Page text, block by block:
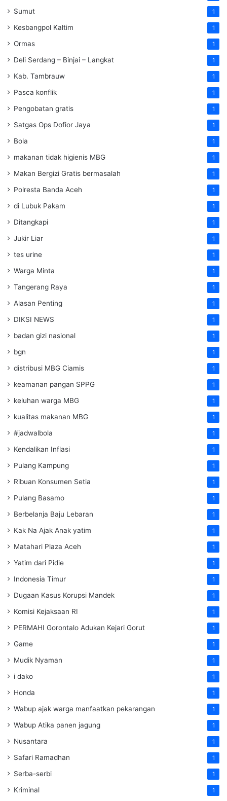
Sumut 1
Kesbangpol Kaltim 1
Ormas 1
Deli Serdang – Binjai – Langkat 1
Kab. Tambrauw 1
Pasca konflik 1
Pengobatan gratis 1
Satgas Ops Dofior Jaya 1
Bola 1
makanan tidak higienis MBG 1
Makan Bergizi Gratis bermasalah 1
Polresta Banda Aceh 1
di Lubuk Pakam 1
Ditangkapi 1
Jukir Liar 1
tes urine 1
Warga Minta 1
Tangerang Raya 1
Alasan Penting 1
DIKSI NEWS 1
badan gizi nasional 1
bgn 1
distribusi MBG Ciamis 1
keamanan pangan SPPG 1
keluhan warga MBG 1
kualitas makanan MBG 1
#jadwalbola 1
Kendalikan Inflasi 1
Pulang Kampung 1
Ribuan Konsumen Setia 1
Pulang Basamo 1
Berbelanja Baju Lebaran 1
Kak Na Ajak Anak yatim 1
Matahari Plaza Aceh 1
Yatim dari Pidie 1
Indonesia Timur 1
Dugaan Kasus Korupsi Mandek 1
Komisi Kejaksaan RI 1
PERMAHI Gorontalo Adukan Kejari Gorut 1
Game 1
Mudik Nyaman 1
i dako 1
Honda 1
Wabup ajak warga manfaatkan pekarangan 1
Wabup Atika panen jagung 1
Nusantara 1
Safari Ramadhan 1
Serba-serbi 1
Kriminal 1